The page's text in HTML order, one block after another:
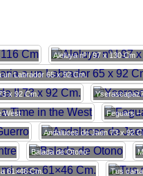
Aleluya nº I 97 x 130 Cm
un Labrador 65 x 92 Cm.
x 92 Cm.
West Feguars –
Andaluces de Jaen 73 x 92
Balada de Otono
61×46 Cm. Tus